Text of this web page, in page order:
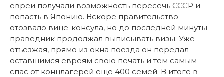
евреи получали возможность пересечь СССР и
попасть в Японию. Вскоре правительство
отозвало вице-консула, но до последней минуты
праведник продолжал выписывать визы. Уже
отъезжая, прямо из окна поезда он передал
оставшимся евреям свою печать и тем самым
спас от концлагерей еще 400 семей. В итоге в